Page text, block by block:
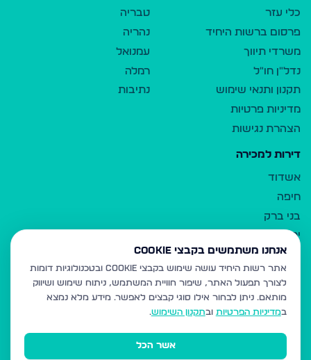
כלי עזר
פרסום ברשות היחיד
משרדי תיווך
נדל"ן חו"ל
תקנון ותנאי שימוש
מדיניות פרטיות
הצהרת נגישות
טבריה
נהריה
עמנואל
רמלה
נתיבות
דירות למכירה
אשדוד
חיפה
בני ברק
ירושלים
אלעד
גבעת זאב
בית שמש
רכסים
מודיעין עילית
אנחנו משתמשים בקבצי Cookie
אתר רשות היחיד עושה שימוש בקבצי Cookie ובטכנולוגיות דומות
לצורך תפעול האתר, שיפור חוויית המשתמש, ניתוח שימוש ושיווק
מותאם. ניתן לבחור אילו סוגי קבצים לאפשר. מידע מלא נמצא
במדיניות הפרטיות ובתקנון השימוש.
אשר הכל